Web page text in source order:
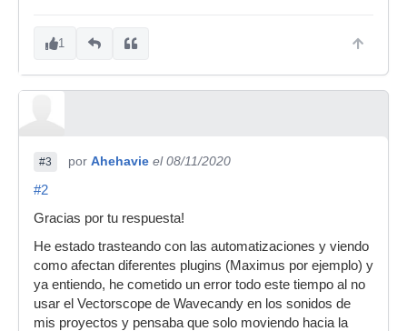
1
#3 por Ahehavie el 08/11/2020
#2
Gracias por tu respuesta!
He estado trasteando con las automatizaciones y viendo
como afectan diferentes plugins (Maximus por ejemplo) y
ya entiendo, he cometido un error todo este tiempo al no
usar el Vectorscope de Wavecandy en los sonidos de
mis proyectos y pensaba que solo moviendo hacia la